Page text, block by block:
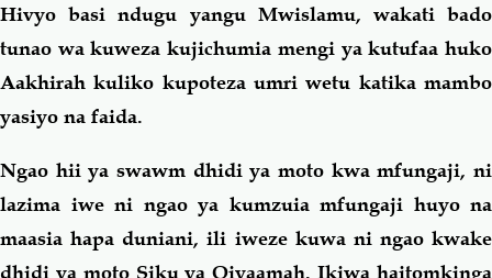
Hivyo basi ndugu yangu Mwislamu, wakati bado
tunao wa kuweza kujichumia mengi ya kutufaa huko
Aakhirah kuliko kupoteza umri wetu katika mambo
yasiyo na faida.
Ngao hii ya swawm dhidi ya moto kwa mfungaji, ni
lazima iwe ni ngao ya kumzuia mfungaji huyo na
maasia hapa duniani, ili iweze kuwa ni ngao kwake
dhidi ya moto Siku ya Qiyaamah. Ikiwa haitomkinga